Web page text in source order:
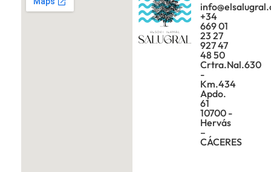
+34
669 01
23 27
927 47
48 50
Crtra.Nal.630
-
Km.434
Apdo.
61
10700 -
Hervás
–
CÁCERES